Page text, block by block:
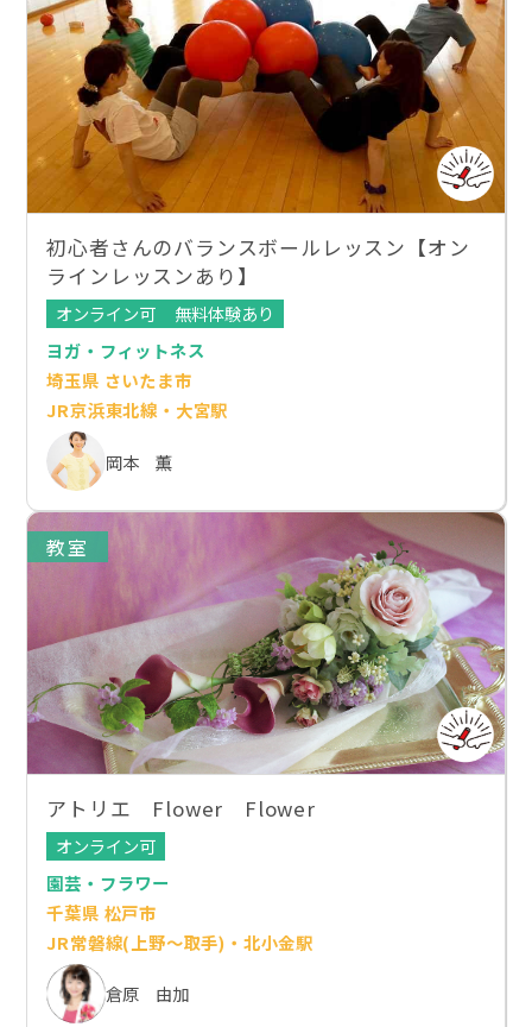
初心者さんのバランスボールレッスン【オン
ラインレッスンあり】
オンライン可
無料体験あり
ヨガ・フィットネス
埼玉県 さいたま市
JR京浜東北線・大宮駅
岡本 薫
教室
アトリエ Flower Flower
オンライン可
園芸・フラワー
千葉県 松戸市
JR常磐線(上野～取手)・北小金駅
倉原 由加